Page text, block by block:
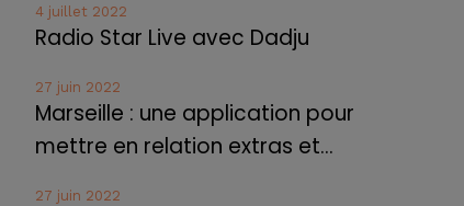
4 juillet 2022
Radio Star Live avec Dadju
27 juin 2022
Marseille : une application pour
mettre en relation extras et...
27 juin 2022